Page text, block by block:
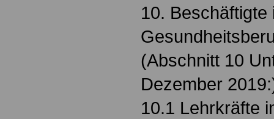
10. Beschäftigte
(Abschnitt 10
Dezember
10.1 Lehrkräfte